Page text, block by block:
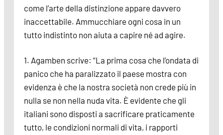
come l’arte della distinzione appare davvero
inaccettabile. Ammucchiare ogni cosa in un
tutto indistinto non aiuta a capire né ad agire.
1. Agamben scrive: “La prima cosa che l’ondata di
panico che ha paralizzato il paese mostra con
evidenza è che la nostra società non crede più in
nulla se non nella nuda vita. È evidente che gli
italiani sono disposti a sacrificare praticamente
tutto, le condizioni normali di vita, i rapporti